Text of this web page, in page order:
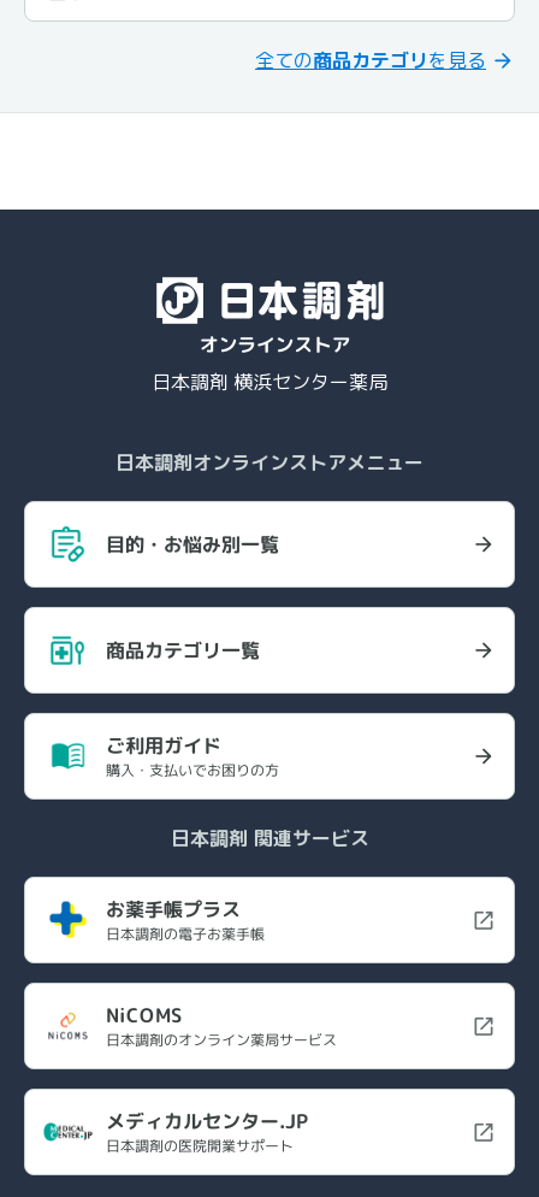
全ての商品カテゴリを見る
日本調剤 横浜センター薬局
日本調剤オンラインストアメニュー
目的・お悩み別一覧
商品カテゴリ一覧
ご利用ガイド
購入・支払いでお困りの方
日本調剤 関連サービス
お薬手帳プラス
日本調剤の電子お薬手帳
NiCOMS
日本調剤のオンライン薬局サービス
メディカルセンター.JP
日本調剤の医院開業サポート